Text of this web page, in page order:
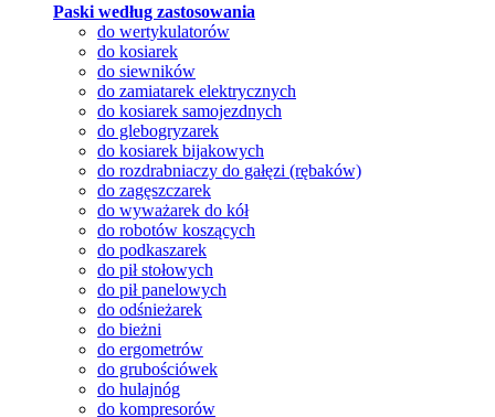
Paski według zastosowania
do wertykulatorów
do kosiarek
do siewników
do zamiatarek elektrycznych
do kosiarek samojezdnych
do glebogryzarek
do kosiarek bijakowych
do rozdrabniaczy do gałęzi (rębaków)
do zagęszczarek
do wyważarek do kół
do robotów koszących
do podkaszarek
do pił stołowych
do pił panelowych
do odśnieżarek
do bieżni
do ergometrów
do grubościówek
do hulajnóg
do kompresorów